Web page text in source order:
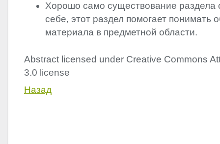
Хорошо само существование раздела
себе, этот раздел помогает понимать
материала в предметной области.
Abstract licensed under Creative Commons
3.0 license
Назад